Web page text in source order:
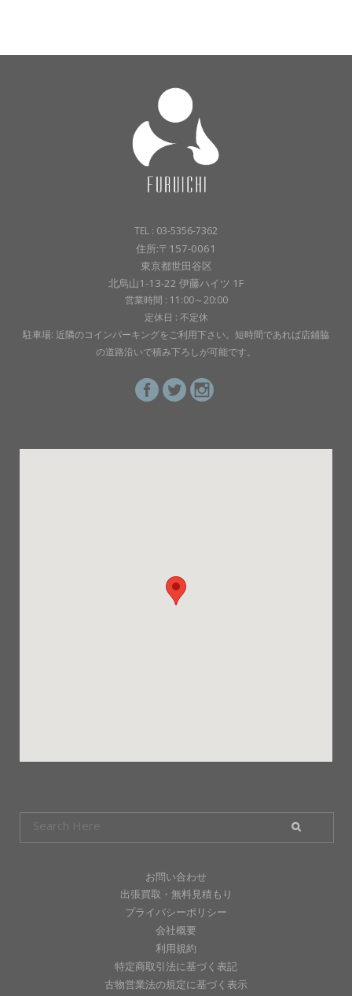
TEL : 03-5356-7362
住所:〒157-0061
東京都世田谷区
北烏山1-13-22 伊藤ハイツ 1F
営業時間 : 11:00～20:00
定休日 : 不定休
駐車場: 近隣のコインパーキングをご利用下さい。短時間であれば店鋪脇
の道路沿いで積み下ろしが可能です。
お問い合わせ
出張買取・無料見積もり
プライバシーポリシー
会社概要
利用規約
特定商取引法に基づく表記
古物営業法の規定に基づく表示